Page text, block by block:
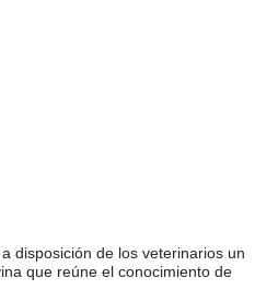
disposición de los veterinarios un
que reúne el conocimiento de